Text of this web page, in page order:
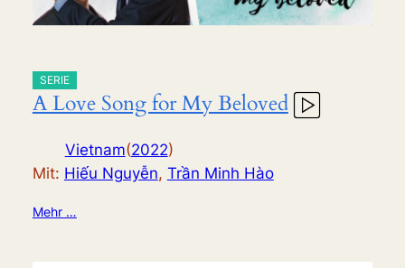
SERIE
A Love Song for My Beloved
Vietnam(2022)
Mit: Hiếu Nguyễn, Trần Minh Hào
Mehr …